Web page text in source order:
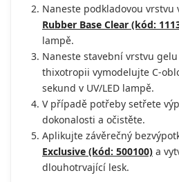
Naneste podkladovou vrstvu
Rubber Base Clear (kód:
lampě.
Naneste stavební vrstvu gelu
thixotropii vymodelujte C-
sekund v UV/LED lampě.
V případě potřeby setřete
dokonalosti a očistěte.
Aplikujte závěrečný
Exclusive (kód: 500100) a
dlouhotrvající lesk.